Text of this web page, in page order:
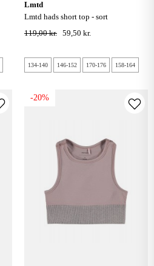
lmtd
lmtd hads short top - sort
119,00 kr. 59,50 kr.
134-140 146-152 170-176 158-164
-20%